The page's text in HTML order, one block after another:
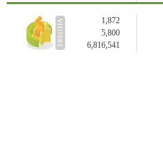
1,872
5,800
6,816,541